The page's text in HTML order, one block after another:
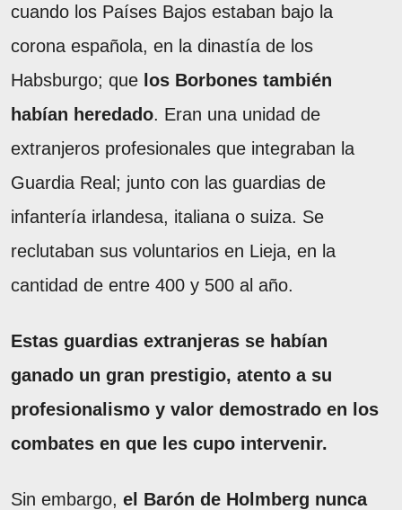
cuando los Países Bajos estaban bajo la
corona española, en la dinastía de los
Habsburgo; que los Borbones también
habían heredado. Eran una unidad de
extranjeros profesionales que integraban la
Guardia Real; junto con las guardias de
infantería irlandesa, italiana o suiza. Se
reclutaban sus voluntarios en Lieja, en la
cantidad de entre 400 y 500 al año.
Estas guardias extranjeras se habían
ganado un gran prestigio, atento a su
profesionalismo y valor demostrado en los
combates en que les cupo intervenir.
Sin embargo, el Barón de Holmberg nunca